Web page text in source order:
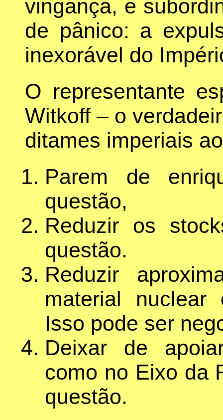
vingança, e
de pânico: a
inexorável do
O representante
Witkoff – o
ditames imperiais
Parem de
questão,
Reduzir os
questão.
Reduzir
material nuclear
Isso pode ser
Deixar de
como no Eixo da
questão.